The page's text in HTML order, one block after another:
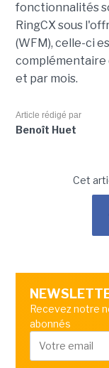
fonctionnalités
RingCX sous
(WFM), celle-ci
complémentaire
et par mois.
Article rédigé par
Benoît Huet
Cet
Recevez notre
abonnés